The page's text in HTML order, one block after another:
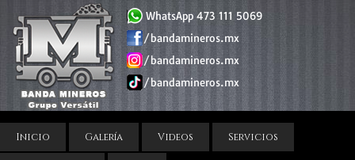
WhatsApp 473 111 5069
/bandamineros.mx
/bandamineros.mx
/bandamineros.mx
Inicio Galería Videos Servicios